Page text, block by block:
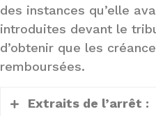
des instances qu’elle
introduites devant le
d’obtenir que les
remboursées.
Extraits de l’arrêt :